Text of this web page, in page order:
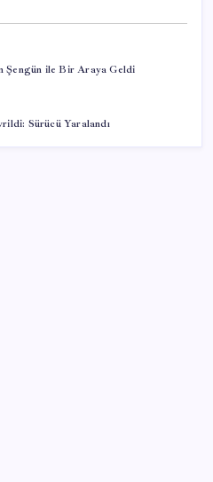
Şengün ile Bir Araya Geldi
Sürücü Yaralandı